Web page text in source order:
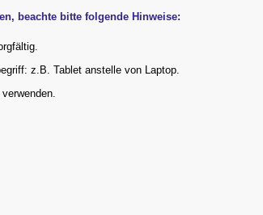
beachte bitte folgende Hinweise:
z.B. Tablet anstelle von Laptop.